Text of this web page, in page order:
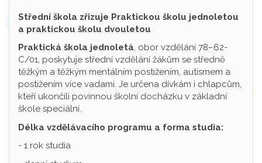
Střední škola zřizuje Praktickou školu jednoletou
a praktickou školu dvouletou
Praktická škola jednoletá, obor vzdělání 78–62-
C/01, poskytuje střední vzdělání žákům se středně
těžkým a těžkým mentálním postižením, autismem a
postižením více vadami. Je určena dívkám i chlapcům,
kteří ukončili povinnou školní docházku v základní
škole speciální.
Délka vzdělávacího programu a forma studia:
- 1 rok studia